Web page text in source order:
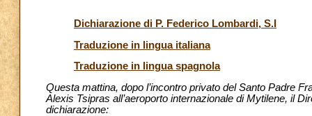
Dichiarazione di P. Federico Lombardi, S.I
Traduzione in lingua italiana
Traduzione in lingua spagnola
Questa mattina, dopo l’incontro privato del Santo Padre
Alexis Tsipras all’aeroporto internazionale di Mytilene, il
dichiarazione: